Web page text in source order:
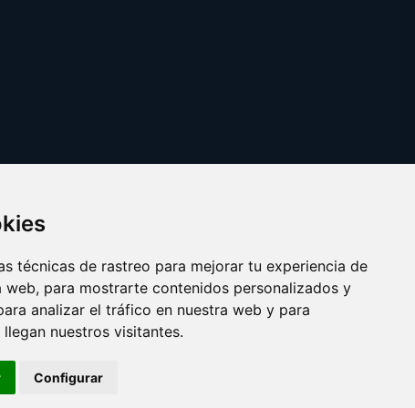
técnicas de rastreo para mejorar tu experiencia de
web, para mostrarte contenidos personalizados y
analizar el tráfico en nuestra web y para
nuestros visitantes.
Configurar
Copyright © 2025